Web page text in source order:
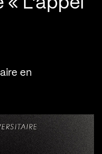
en